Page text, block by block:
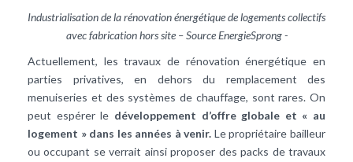
Industrialisation de la rénovation énergétique de logements collectifs
avec fabrication hors site – Source EnergieSprong -
Actuellement, les travaux de rénovation énergétique en
parties privatives, en dehors du remplacement des
menuiseries et des systèmes de chauffage, sont rares. On
peut espérer le développement d’offre globale et « au
logement » dans les années à venir. Le propriétaire bailleur
ou occupant se verrait ainsi proposer des packs de travaux